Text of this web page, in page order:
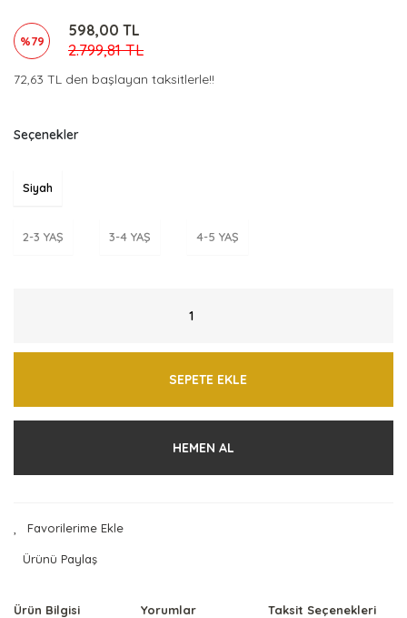
%79
598,00 TL
2.799,81 TL
72,63 TL den başlayan taksitlerle!!
Seçenekler
Siyah
2-3 YAŞ 3-4 YAŞ 4-5 YAŞ
SEPETE EKLE
HEMEN AL
Ürünü Paylaş
Ürün Bilgisi Yorumlar Taksit Seçenekleri